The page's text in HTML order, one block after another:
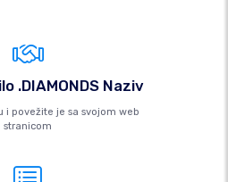
.DIAMONDS Naziv
i povežite je sa svojom web
stranicom